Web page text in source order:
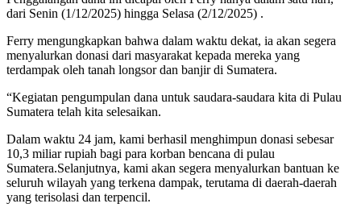
dari Senin (1/12/2025) hingga Selasa (2/12/2025) .
Ferry mengungkapkan bahwa dalam waktu dekat, ia akan segera
menyalurkan donasi dari masyarakat kepada mereka yang
terdampak oleh tanah longsor dan banjir di Sumatera.
“Kegiatan pengumpulan dana untuk saudara-saudara kita di Pulau
Sumatera telah kita selesaikan.
Dalam waktu 24 jam, kami berhasil menghimpun donasi sebesar
10,3 miliar rupiah bagi para korban bencana di pulau
Sumatera.Selanjutnya, kami akan segera menyalurkan bantuan ke
seluruh wilayah yang terkena dampak, terutama di daerah-daerah
yang terisolasi dan terpencil.